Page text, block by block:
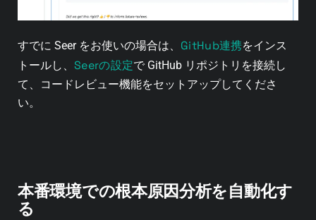
すでに Seer をお使いの場合は、 GitHub連携をインス
トールし、 Seerの設定で GitHub リポジトリを接続し
て、
コードレビュー機能をセットアップしてくださ
い。
本番環境での根本原因分析を自動化す
る